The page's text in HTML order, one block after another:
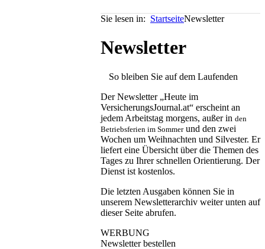
Sie lesen in: StartseiteNewsletter
Newsletter
So bleiben Sie auf dem Laufenden
Der Newsletter „Heute im
VersicherungsJournal.at“ erscheint an
jedem Arbeitstag morgens, außer in den
Betriebsferien im Sommerund den zwei
Wochen um Weihnachten und Silvester. Er
liefert eine Übersicht über die Themen des
Tages zu Ihrer schnellen Orientierung. Der
Dienst ist kostenlos.
Die letzten Ausgaben können Sie in
unserem Newsletterarchiv weiter unten auf
dieser Seite abrufen.
WERBUNG
Newsletter bestellen